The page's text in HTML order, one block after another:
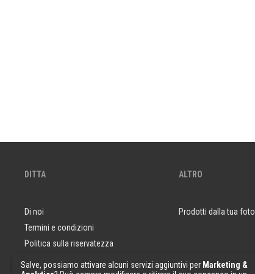
DITTA
Di noi
Termini e condizioni
Politica sulla riservatezza
Domande e risposte
ALTRO
Prodotti dalla tua foto
Salve, possiamo attivare alcuni servizi aggiuntivi per Marketing &